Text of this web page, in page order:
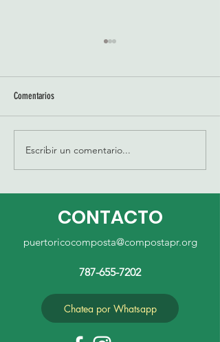
Comentarios
Escribir un comentario...
CONTACTO
puertoricocomposta@compostapr.org
787-655-7202
Chatea por Whatsapp